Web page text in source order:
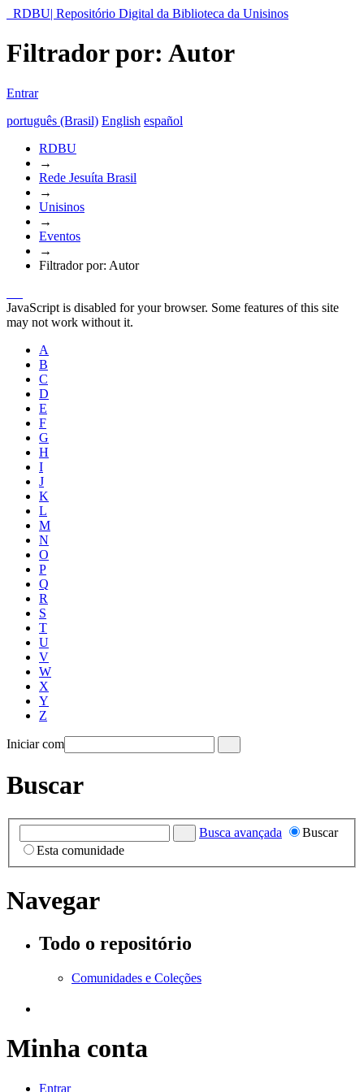
RDBU| Repositório Digital da Biblioteca da Unisinos
Filtrador por: Autor
Entrar
português (Brasil) English español
RDBU
→
Rede Jesuíta Brasil
→
Unisinos
→
Eventos
→
Filtrador por: Autor
JavaScript is disabled for your browser. Some features of this site
may not work without it.
A
B
C
D
E
F
G
H
I
J
K
L
M
N
O
P
Q
R
S
T
U
V
W
X
Y
Z
Iniciar com
Buscar
Busca avançada
Buscar
Esta comunidade
Navegar
Todo o repositório
Comunidades e Coleções
Minha conta
Entrar